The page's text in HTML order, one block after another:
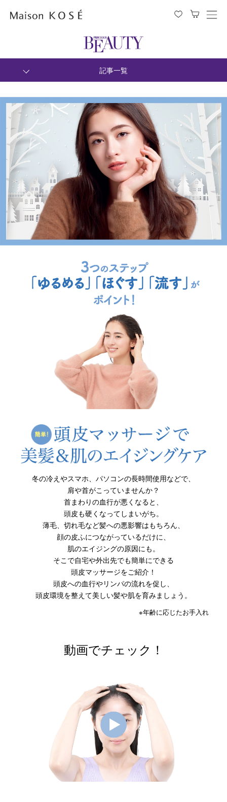
メ
開
る
記事一覧
冬の冷えやスマホ、パソコンの長時間使用などで、
肩や首がこっていませんか？
首まわりの血行が悪くなると、
頭皮も硬くなってしまいがち。
薄毛、切れ毛など髪への悪影響はもちろん、
顔の皮ふにつながっているだけに、
肌のエイジングの原因にも。
そこで自宅や外出先でも簡単にできる
頭皮マッサージをご紹介！
頭皮への血行やリンパの流れを促し、
頭皮環境を整えて美しい髪や肌を育みましょう。
※年齢に応じたお手入れ
動画でチェック！